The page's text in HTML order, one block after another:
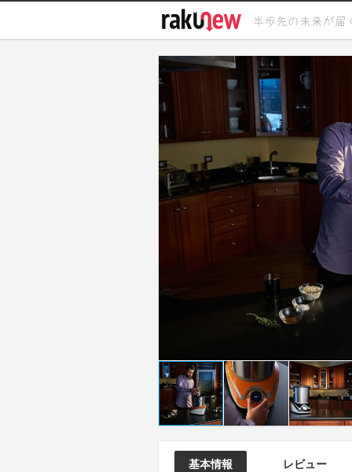
基本情報 レビュー